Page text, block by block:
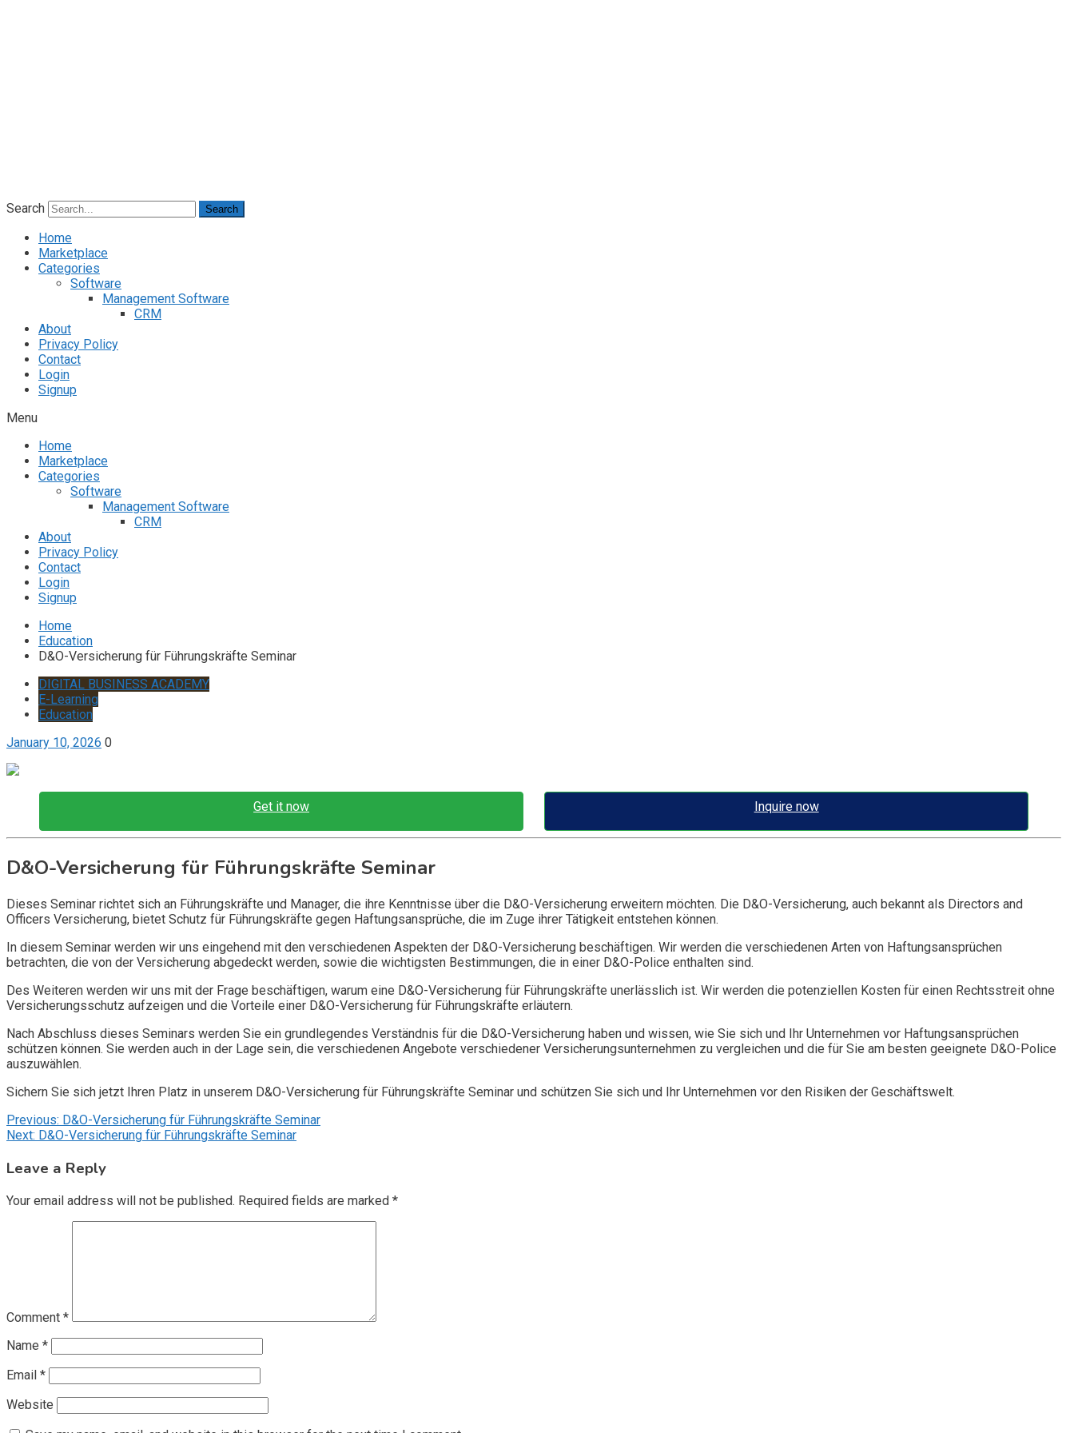
Search Search
Home
Marketplace
Categories
Software
Management Software
CRM
About
Privacy Policy
Contact
Login
Signup
Menu
Home
Marketplace
Categories
Software
Management Software
CRM
About
Privacy Policy
Contact
Login
Signup
Home
Education
D&O-Versicherung für Führungskräfte Seminar
DIGITAL BUSINESS ACADEMY
E-Learning
Education
January 10, 2026 0
Get it now Inquire now
D&O-Versicherung für Führungskräfte Seminar
Dieses Seminar richtet sich an Führungskräfte und Manager, die ihre Kenntnisse über die D&O-Versicherung erweitern möchten. Die D&O-Versicherung, auch bekannt als Directors and
Officers Versicherung, bietet Schutz für Führungskräfte gegen Haftungsansprüche, die im Zuge ihrer Tätigkeit entstehen können.
In diesem Seminar werden wir uns eingehend mit den verschiedenen Aspekten der D&O-Versicherung beschäftigen. Wir werden die verschiedenen Arten von Haftungsansprüchen
betrachten, die von der Versicherung abgedeckt werden, sowie die wichtigsten Bestimmungen, die in einer D&O-Police enthalten sind.
Des Weiteren werden wir uns mit der Frage beschäftigen, warum eine D&O-Versicherung für Führungskräfte unerlässlich ist. Wir werden die potenziellen Kosten für einen Rechtsstreit ohne
Versicherungsschutz aufzeigen und die Vorteile einer D&O-Versicherung für Führungskräfte erläutern.
Nach Abschluss dieses Seminars werden Sie ein grundlegendes Verständnis für die D&O-Versicherung haben und wissen, wie Sie sich und Ihr Unternehmen vor Haftungsansprüchen
schützen können. Sie werden auch in der Lage sein, die verschiedenen Angebote verschiedener Versicherungsunternehmen zu vergleichen und die für Sie am besten geeignete D&O-Police
auszuwählen.
Sichern Sie sich jetzt Ihren Platz in unserem D&O-Versicherung für Führungskräfte Seminar und schützen Sie sich und Ihr Unternehmen vor den Risiken der Geschäftswelt.
Post
navigation
Previous: D&O-Versicherung für Führungskräfte Seminar
Next: D&O-Versicherung für Führungskräfte Seminar
Leave a Reply
Your email address will not be published. Required fields are marked *
Comment *
Name *
Email *
Website